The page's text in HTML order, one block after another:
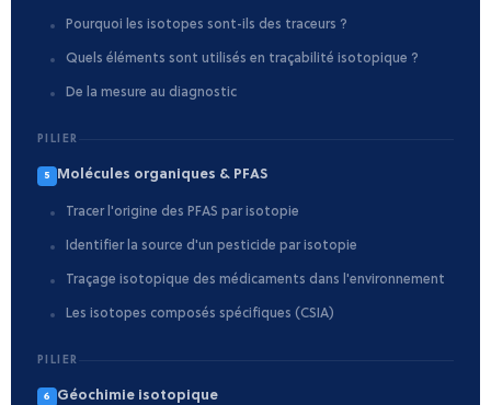
Pourquoi les isotopes sont-ils des traceurs ?
Quels éléments sont utilisés en traçabilité isotopique ?
De la mesure au diagnostic
PILIER
5 Molécules organiques & PFAS
Tracer l'origine des PFAS par isotopie
Identifier la source d'un pesticide par isotopie
Traçage isotopique des médicaments dans l'environnement
Les isotopes composés spécifiques (CSIA)
PILIER
6 Géochimie isotopique